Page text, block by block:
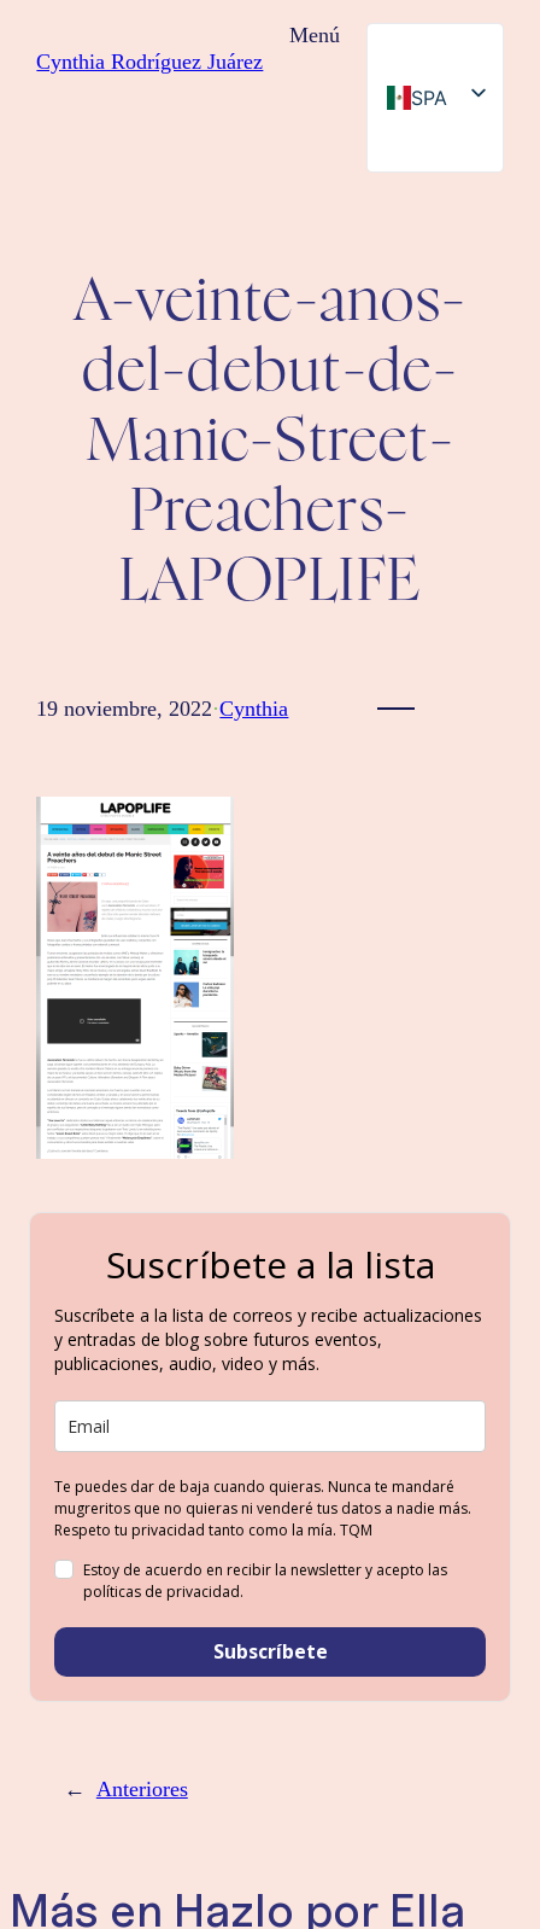
Cynthia Rodríguez Juárez
Menú
SPA
A-veinte-anos-
del-debut-de-
Manic-Street-
Preachers-
LAPOPLIFE
19 noviembre, 2022·Cynthia
Suscríbete a la lista
Suscríbete a la lista de correos y recibe actualizaciones
y entradas de blog sobre futuros eventos,
publicaciones, audio, video y más.
Te puedes dar de baja cuando quieras. Nunca te mandaré
mugreritos que no quieras ni venderé tus datos a nadie más.
Respeto tu privacidad tanto como la mía. TQM
Estoy de acuerdo en recibir la newsletter y acepto las
políticas de privacidad.
Subscríbete
← Anteriores
Más en Hazlo por Ella